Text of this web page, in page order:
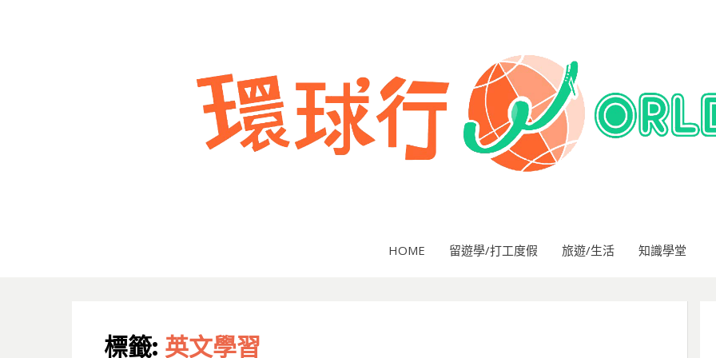
HOME 留遊學/打工度假 旅遊/生活 知識學堂
標籤: 英文學習